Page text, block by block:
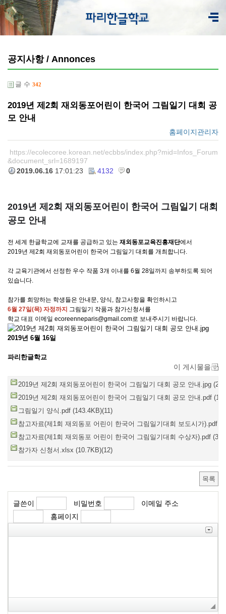
공지사항 / Annonces
글 수 342
2019년 제2회 재외동포어린이 한국어 그림일기 대회 공
모 안내
홈페이지관리자
https://ecolecoree.korean.net/ecbbs/index.php?mid=Infos_Forum
&document_srl=1689197
2019.06.16 17:01:23 4132 0
2019년 제2회 재외동포어린이 한국어 그림일기 대회
공모 안내
전 세계 한글학교에 교재를 공급하고 있는 재외동포교육진흥재단에서
2019년 제2회 재외동포어린이 한국어 그림일기 대회를 개최합니다.
각 교육기관에서 선정한 우수 작품 3개 이내를 6월 28일까지 송부하도록 되어
있습니다.
참가를 희망하는 학생들은 안내문, 양식, 참고사항을 확인하시고
6월 27일(목) 자정까지 그림일기 작품과 참가신청서를
학교 대표 이메일 ecoreenneparis@gmail.com로 보내주시기 바랍니다.
2019년 6월 16일
파리한글학교
이 게시물을
2019년 제2회 재외동포어린이 한국어 그림일기 대회 공모 안내.jpg
2019년 제2회 재외동포어린이 한국어 그림일기 대회 공모 안내.pdf
그림일기 양식.pdf (143.4KB)(11)
참고자료(제1회 재외동포 어린이 한국어 그림일기대회 보도시가).pdf
참고자료(제1회 재외동포 어린이 한국어 그림일기대회 수상자).pdf
참가자 신청서.xlsx (10.7KB)(12)
목록
글쓴이 비밀번호
이메일 주소
홈페이지